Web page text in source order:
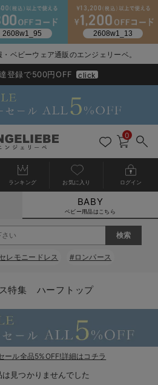
新生児） ベビーチェア（ハイローチェア）・ベビーラック
ッズ
戻る
送料無料アイテム全て
ワンピース
スカート
パジャマ
インナー
戻る
ブラキャミ おまとめ
MAX55%OFF ブラックフ
戻る
【37周年祭セール】
【37周年祭セール】
戻る
気温差別オススメア
【15℃】3月下旬～
戻る
動きやすく着回しで
戻る
強撚スムース(コスパ
戻る
マタニティウェア
【おまとめ割】パジ
戻る
こだわりの履き心地
カジュアル
オフィス
戻る
ジャケット派
きれいめ美脚パンツ派
ツィード派
王道シンプル派
戻る
出産準備応援割全て
マタニティパジャマ
戻る
【オフィスカジュア
戻る
レギンスタイプ
戻る
【フォーマル】ワン
戻る
【ベビー】長袖
戻る
ハンカチ
短肌着
セット
戻る
快適ウェア10%OFF
快適ウェア10%OFF
戻る
春のマタニティワン
セットアップ・ レイ
ジャンパースカート/
ワーク・オフィス
カジュアル
戻る
Gift Selection 出産
〜3,000円（税込）
10,001円（税込）〜
女の子におススメの
男の子におススメの
戻る
冬の冷え対策インナ
薄くてあったか
保温&リカバリー
レギンス・タイツ
カップ付きインナー
戻る
入院準備の持ち物チ
入院してすぐ使うグ
戻る
冬のあったか特集全て
【冬のあったか特集
【冬のあったか特集
ベビーウェア通販のエンジェリーベ。
NewArrival
除く) 7,700円以上で送料無料
登録で500円OFF click
0
ランキング お気に入り ログイン
BABY
ベビー用品はこちら
レモニードレス #ロンパース
特集 ハーフトップ
ール全品5%OFF!詳細はコチラ
は見つかりませんでした
閉じる